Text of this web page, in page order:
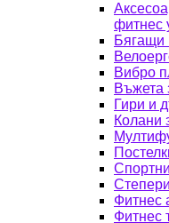
фитнес
Бягащи
Вибро
Въжета
Гири и
Колани
Степери
Фитнес
Фитнес